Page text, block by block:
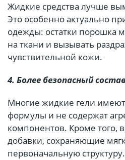
Жидкие средства лучше
Это особенно актуально
одежды: остатки порошка
на ткани и вызывать
чувствительной кожи.
4. Более безопасный
Многие жидкие гели
формулы и не содержат
компонентов. Кроме того, в
добавки, сохраняющие
первоначальную структуру.